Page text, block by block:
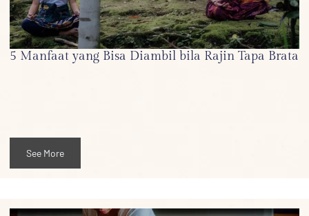
5 Manfaat yang Bisa Diambil bila Rajin Tapa Brata
See More